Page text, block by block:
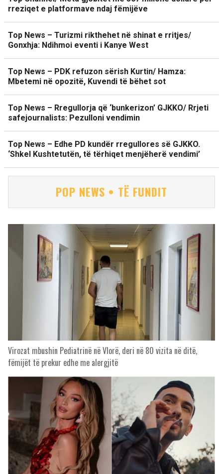
rreziqet e platformave ndaj fëmijëve
Top News – Turizmi rikthehet në shinat e rritjes/
Gonxhja: Ndihmoi eventi i Kanye West
Top News – PDK refuzon sërish Kurtin/ Hamza:
Mbetemi në opozitë, Kuvendi të bëhet sot
Top News – Rregullorja që ‘bunkerizon’ GJKKO/ Rrjeti
safejournalists: Pezulloni vendimin
Top News – Edhe PD kundër rregullores së GJKKO.
‘Shkel Kushtetutën, të tërhiqet menjëherë vendimi’
POP NEWS • TË FUNDIT
Virozat mbushin Pediatrinë në Vlorë, deri në 80 vizita në ditë,
fëmijët të prekur edhe me alergjitë